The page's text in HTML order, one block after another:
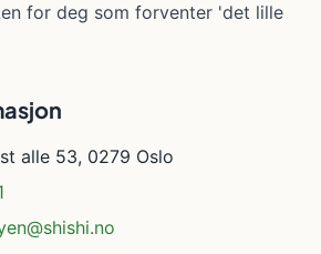
for deg som forventer 'det lille
alle 53, 0279 Oslo